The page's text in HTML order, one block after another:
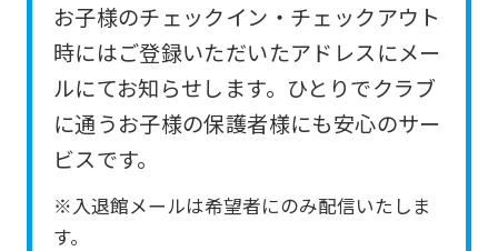
お子様のチェックイン・チェックアウト
時にはご登録いただいたアドレスにメー
ルにてお知らせします。ひとりでクラブ
に通うお子様の保護者様にも安心のサー
ビスです。
※入退館メールは希望者にのみ配信いたしま
す。
may
differ
from
the
content.